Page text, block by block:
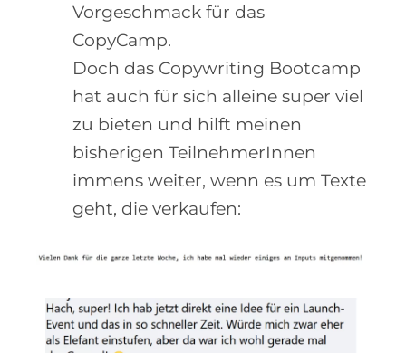
Vorgeschmack für das
CopyCamp.
Doch das Copywriting Bootcamp
hat auch für sich alleine super viel
zu bieten und hilft meinen
bisherigen TeilnehmerInnen
immens weiter, wenn es um Texte
geht, die verkaufen: